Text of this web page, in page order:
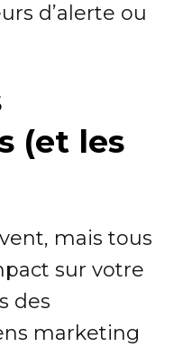
d’alerte ou
(et les
mais tous
sur votre
des
marketing